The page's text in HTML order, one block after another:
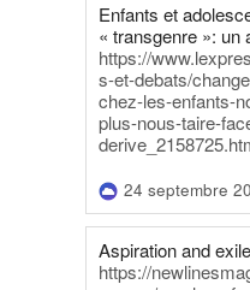
Enfants et
« transgenre »: un
https://
s-et-debats/
chez-les-enfants-
plus-nous-taire-
24 septembre
Aspiration and
https://